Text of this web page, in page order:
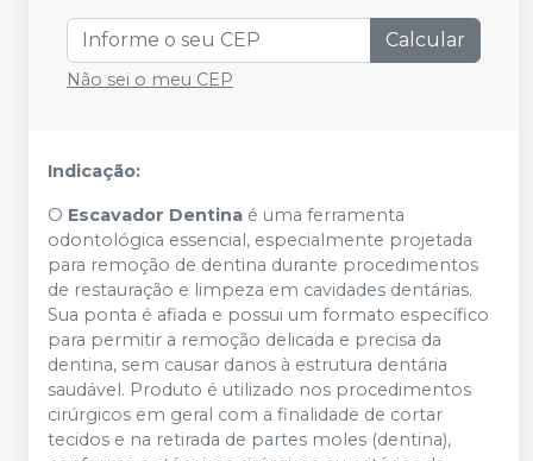
Calcular
Não sei o meu CEP
Indicação:
O Escavador Dentina é uma ferramenta
odontológica essencial, especialmente projetada
para remoção de dentina durante procedimentos
de restauração e limpeza em cavidades dentárias.
Sua ponta é afiada e possui um formato específico
para permitir a remoção delicada e precisa da
dentina, sem causar danos à estrutura dentária
saudável. Produto é utilizado nos procedimentos
cirúrgicos em geral com a finalidade de cortar
tecidos e na retirada de partes moles (dentina),